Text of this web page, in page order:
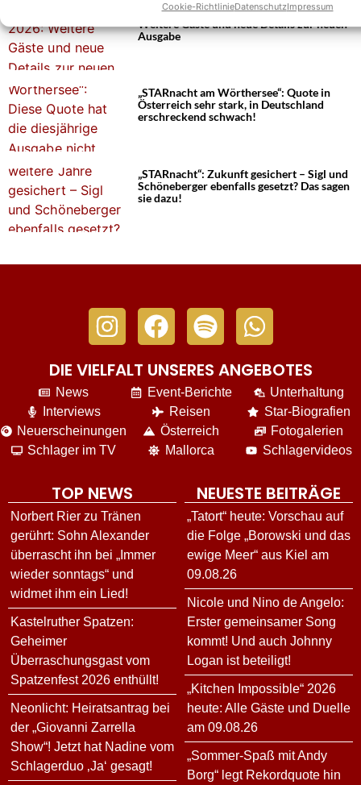
Cookie-RichtlinieDatenschutzImpressum
„STARnacht aus der Wachau“ 2026:
Weitere Gäste und neue Details zur neuen
Ausgabe
„STARnacht am Wörthersee“: Quote in
Österreich sehr stark, in Deutschland
erschreckend schwach!
„STARnacht“: Zukunft gesichert – Sigl und
Schöneberger ebenfalls gesetzt? Das sagen
sie dazu!
DIE VIELFALT UNSERES ANGEBOTES
News
Interviews
Neuerscheinungen
Schlager im TV
Event-Berichte
Reisen
Österreich
Mallorca
Unterhaltung
Star-Biografien
Fotogalerien
Schlagervideos
TOP NEWS
Norbert Rier zu Tränen
gerührt: Sohn Alexander
überrascht ihn bei „Immer
wieder sonntags“ und
widmet ihm ein Lied!
Kastelruther Spatzen:
Geheimer
Überraschungsgast vom
Spatzenfest 2026 enthüllt!
Neonlicht: Heiratsantrag bei
der „Giovanni Zarrella
Show“! Jetzt hat Nadine vom
Schlagerduo ‚Ja‘ gesagt!
NEUESTE BEITRÄGE
„Tatort“ heute: Vorschau auf
die Folge „Borowski und das
ewige Meer“ aus Kiel am
09.08.26
Nicole und Nino de Angelo:
Erster gemeinsamer Song
kommt! Und auch Johnny
Logan ist beteiligt!
„Kitchen Impossible“ 2026
heute: Alle Gäste und Duelle
am 09.08.26
„Sommer-Spaß mit Andy
Borg“ legt Rekordquote hin